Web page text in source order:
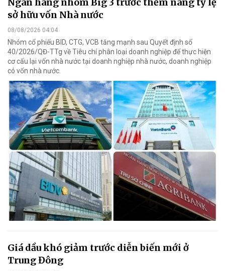
Ngân hàng nhóm Big 3 trước thềm nâng tỷ lệ
sở hữu vốn Nhà nước
08/08/2026 04:04
Nhóm cổ phiếu BID, CTG, VCB tăng mạnh sau Quyết định số
40/2026/QĐ-TTg về Tiêu chí phân loại doanh nghiệp để thực hiện
cơ cấu lại vốn nhà nước tại doanh nghiệp nhà nước, doanh nghiệp
có vốn nhà nước.
Giá dầu khó giảm trước diễn biến mới ở
Trung Đông